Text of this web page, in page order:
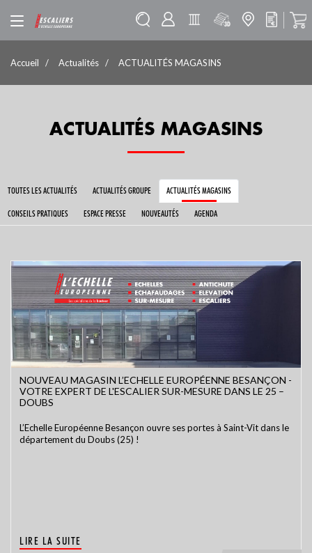
Accueil Actualités ACTUALITÉS MAGASINS
ACTUALITÉS MAGASINS
TOUTES LES ACTUALITÉS ACTUALITÉS GROUPE ACTUALITÉS MAGASINS
CONSEILS PRATIQUES ESPACE PRESSE NOUVEAUTÉS AGENDA
NOUVEAU MAGASIN L’ECHELLE EUROPÉENNE BESANÇON -
VOTRE EXPERT DE L'ESCALIER SUR-MESURE DANS LE 25 –
DOUBS
L’Echelle Européenne Besançon ouvre ses portes à Saint-Vit dans le
département du Doubs (25) !
LIRE LA SUITE